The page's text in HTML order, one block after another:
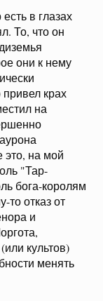
в глазах
То, что он
они к нему
привел крах
на
это, на мой
"Тар-
бога-королям
отказ от
и
культов)
менять